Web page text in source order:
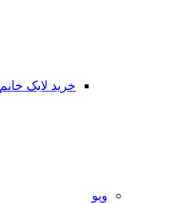
خرید لایک خانم
ویو